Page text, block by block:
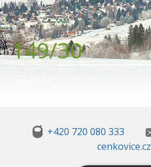
149/30
+420 720 080 333
cenkovice.cz